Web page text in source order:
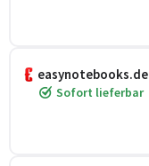
easynotebooks.de
Sofort lieferbar